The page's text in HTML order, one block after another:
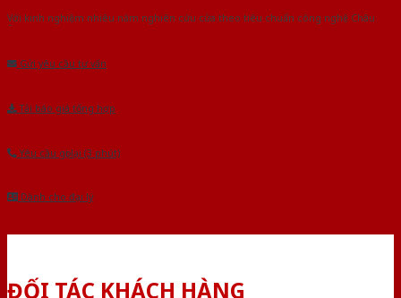
Với kinh nghiệm nhiêu năm nghiên cứu cửa theo tiêu chuẩn công nghệ Châu
Gửi yêu cầu tư vấn
Tải báo giá tổng hợp
Yêu cầu gọi lại (3 phút)
Dành cho đại lý
ĐỐI TÁC KHÁCH HÀNG